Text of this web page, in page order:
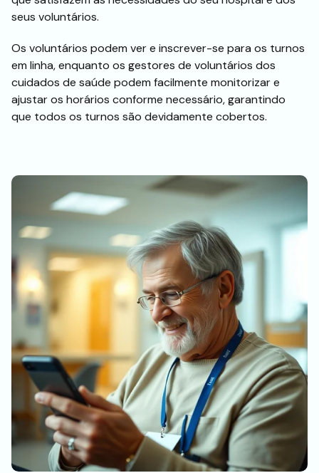
seus voluntários.
Os voluntários podem ver e inscrever-se para os turnos
em linha, enquanto os gestores de voluntários dos
cuidados de saúde podem facilmente monitorizar e
ajustar os horários conforme necessário, garantindo
que todos os turnos são devidamente cobertos.